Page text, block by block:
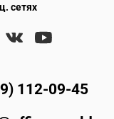
сетях
112-09-45